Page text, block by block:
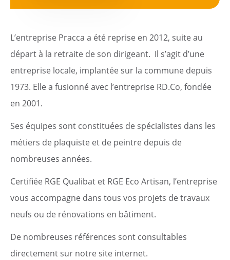
L’entreprise Pracca a été reprise en 2012, suite au
départ à la retraite de son dirigeant. Il s’agit d’une
entreprise locale, implantée sur la commune depuis
1973. Elle a fusionné avec l’entreprise RD.Co, fondée
en 2001.
Ses équipes sont constituées de spécialistes dans les
métiers de plaquiste et de peintre depuis de
nombreuses années.
Certifiée RGE Qualibat et RGE Eco Artisan, l’entreprise
vous accompagne dans tous vos projets de travaux
neufs ou de rénovations en bâtiment.
De nombreuses références sont consultables
directement sur notre site internet.
Citoyen
Pratique